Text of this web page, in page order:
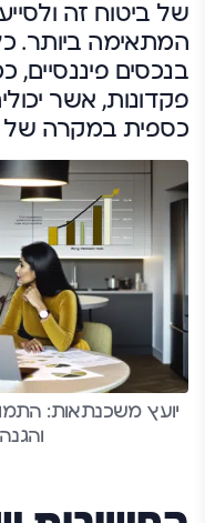
של ביטוח זה
המתאימה ביותר.
בנכסים פיננסיים,
פקדונות, אשר
כספית במקרה
יועץ משכנתאות: